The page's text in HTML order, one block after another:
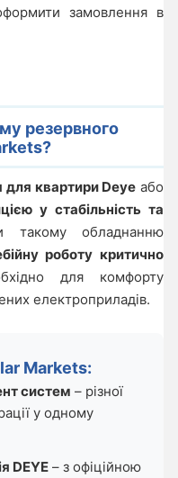
замовлення в
резервного
квартири Deye або
у стабільність та
такому обладнанню
роботу критично
для комфорту
електроприладів.
Markets:
систем – різної
у одному
DEYE – з офіційною